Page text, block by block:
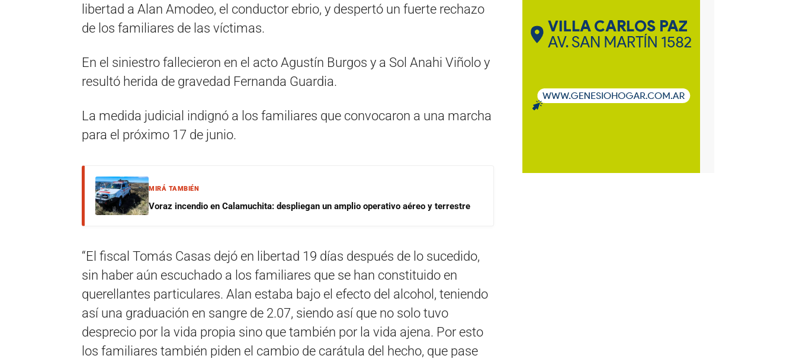
libertad a Alan Amodeo, el conductor ebrio, y despertó un fuerte rechazo
de los familiares de las víctimas.
En el siniestro fallecieron en el acto Agustín Burgos y a Sol Anahi Viñolo y
resultó herida de gravedad Fernanda Guardia.
La medida judicial indignó a los familiares que convocaron a una marcha
para el próximo 17 de junio.
MIRÁ TAMBIÉN
Voraz incendio en Calamuchita: despliegan un amplio operativo aéreo y terrestre
“El fiscal Tomás Casas dejó en libertad 19 días después de lo sucedido,
sin haber aún escuchado a los familiares que se han constituido en
querellantes particulares. Alan estaba bajo el efecto del alcohol, teniendo
así una graduación en sangre de 2.07, siendo así que no solo tuvo
desprecio por la vida propia sino que también por la vida ajena. Por esto
los familiares también piden el cambio de carátula del hecho, que pase